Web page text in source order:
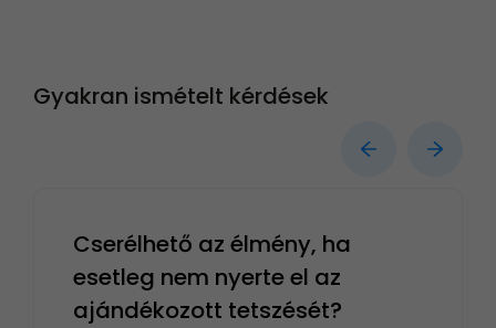
Gyakran ismételt kérdések
Cserélhető az élmény, ha
esetleg nem nyerte el az
ajándékozott tetszését?